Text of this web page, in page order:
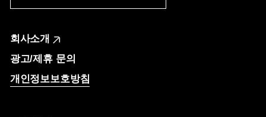
회사소개
광고/제휴 문의
개인정보보호방침